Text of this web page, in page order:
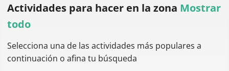
Actividades para hacer en la zona Mostrar
todo
Selecciona una de las actividades más populares a
continuación o afina tu búsqueda